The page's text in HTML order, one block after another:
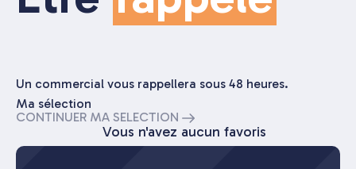
Un commercial vous rappellera sous 48 heures.
Ma sélection
CONTINUER MA SELECTION
Vous n'avez aucun favoris